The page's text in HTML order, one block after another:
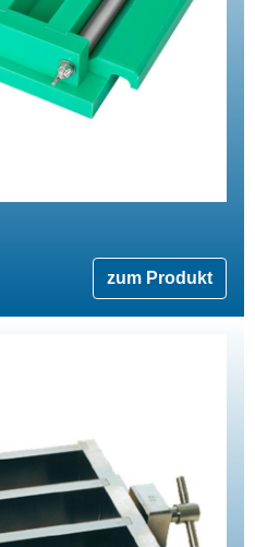
zum Produkt